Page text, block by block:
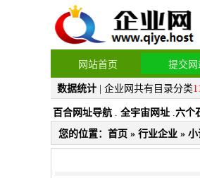
网站首页 提交网
数据统计 | 企业网共有目录分类
百合网址导航 . 全宇宙网址 .六个
您的位置： 首页 » 行业企业 » 小